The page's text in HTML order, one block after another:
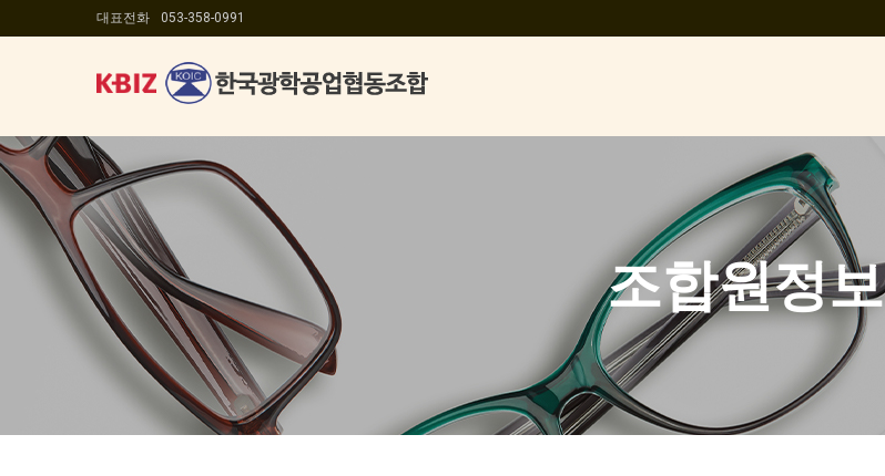
대표전화 053-358-0991
조합원정보